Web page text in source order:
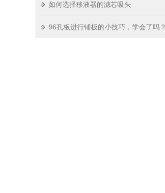
如何选择移液器的滤芯吸头
96孔板进行铺板的小技巧，学会了吗？